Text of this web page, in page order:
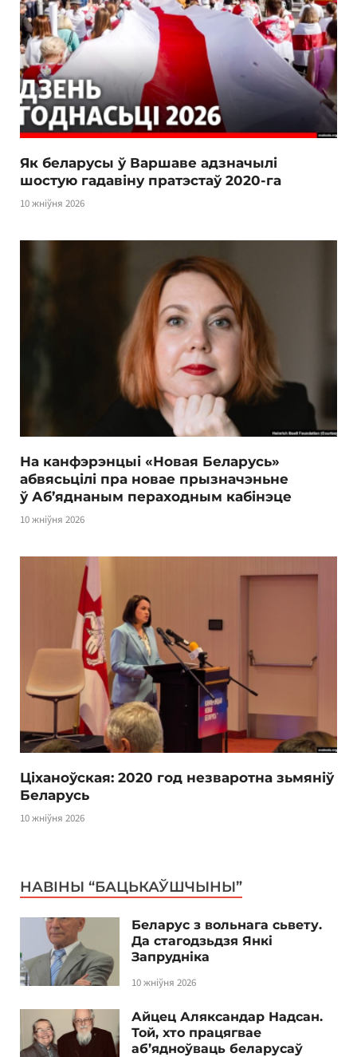
Як беларусы ў Варшаве адзначылі
шостую гадавіну пратэстаў 2020-га
10 жніўня 2026
На канфэрэнцыі «Новая Беларусь»
абвясьцілі пра новае прызначэньне
ў Аб’яднаным пераходным кабінэце
10 жніўня 2026
Ціханоўская: 2020 год незваротна зьмяніў
Беларусь
10 жніўня 2026
НАВІНЫ “БАЦЬКАЎШЧЫНЫ”
Беларус з вольнага сьвету.
Да стагодзьдзя Янкі
Запрудніка
10 жніўня 2026
Айцец Аляксандар Надсан.
Той, хто працягвае
аб’ядноўваць беларусаў